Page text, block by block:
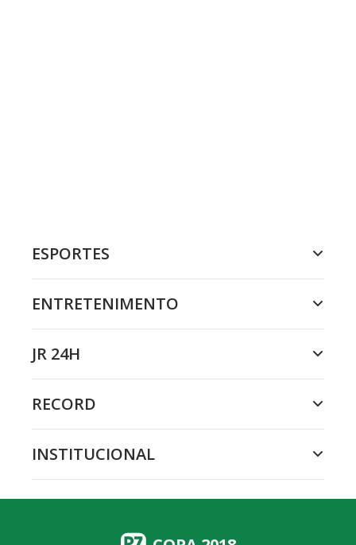
ESPORTES
ENTRETENIMENTO
JR 24H
RECORD
INSTITUCIONAL